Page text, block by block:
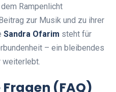
Rampenlicht
zur Musik und zu ihrer
Sandra Ofarim steht für
– ein bleibendes
weiterlebt.
(FAQ)